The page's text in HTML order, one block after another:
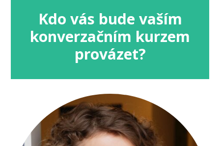
Kdo vás bude vaším
konverzačním kurzem
provázet?